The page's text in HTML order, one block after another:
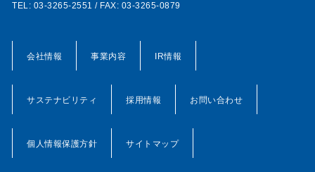
TEL: 03-3265-2551 / FAX: 03-3265-0879
会社情報 事業内容 IR情報
サステナビリティ 採用情報 お問い合わせ
個人情報保護方針 サイトマップ